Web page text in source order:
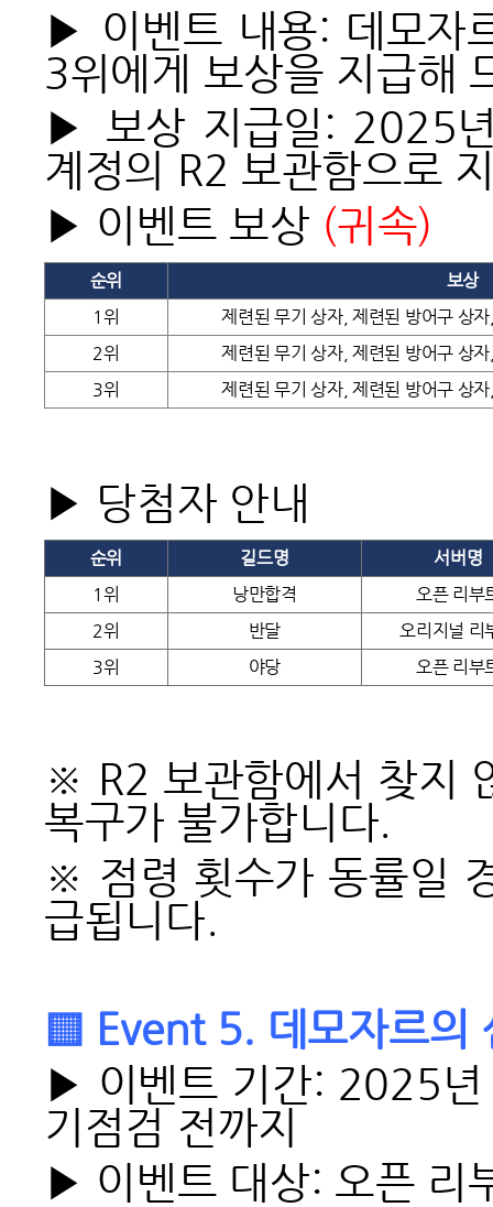
▶ 이벤트 내용: 데모자
3위에게 보상을 지급해
▶ 보상 지급일: 2025
계정의 R2 보관함으로
▶ 이벤트 보상 (귀속)
순위
보상
1위
제련된 무기 상자, 제련된 방어구 상
2위
제련된 무기 상자, 제련된 방어구 상
3위
제련된 무기 상자, 제련된 방어구 상
▶ 당첨자 안내
순위 길드명
서버명
1위
낭만합격
오픈 리부
2위
반달
오리지널 리
3위
야당 오픈 리부
※ R2 보관함에서 찾지
복구가 불가합니다.
※ 점령 횟수가 동률일
급됩니다.
▒ Event 5. 데모자르의
▶ 이벤트 기간: 2025
기점검 전까지
▶ 이벤트 대상: 오픈 리